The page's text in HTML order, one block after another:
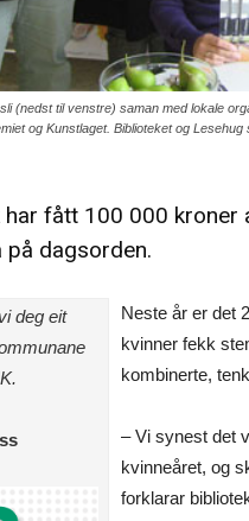
(nedst til venstre) saman med lokale
og Kunstlaget. Biblioteket og
fått 100 000 kroner
på dagsorden.
deg eit
Neste år er det
kvinner fekk
kombinerte,
– Vi synest det
kvinneåret, og
forklarar